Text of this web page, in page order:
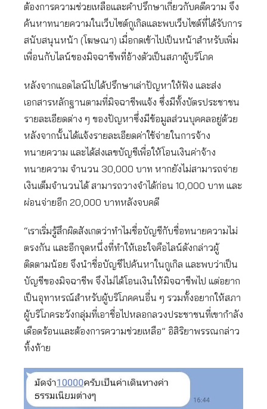
ต้องการความช่วยเหลือและคำปรึกษาเกี่ยวกับคดีความ จึง
ค้นหาทนายความในเว็บไซต์กูเกิลและพบเว็บไซต์ที่ได้รับการ
สนับสนุนหน้า (โฆษณา) เมื่อกดเข้าไปเป็นหน้าสำหรับเพิ่ม
เพื่อนกับไลน์ของมิจฉาชีพที่อ้างตัวเป็นสภาผู้บริโภค
หลังจากแอดไลน์ไปได้ปรึกษาเล่าปัญหาให้ฟัง และส่ง
เอกสารหลักฐานตามที่มิจฉาชีพแจ้ง ซึ่งมีทั้งบัตรประชาชน
รายละเอียดต่าง ๆ ของปัญหาซึ่งมีข้อมูลส่วนบุคคลอยู่ด้วย
หลังจากนั้นได้แจ้งรายละเอียดค่าใช้จ่ายในการจ้าง
ทนายความ และได้ส่งเลขบัญชีเพื่อให้โอนเงินค่าจ้าง
ทนายความ จำนวน 30,000 บาท หากยังไม่สามารถจ่าย
เงินเต็มจำนวนได้ สามารถวางจำได้ก่อน 10,000 บาท และ
ผ่อนจ่ายอีก 20,000 บาทหลังจบคดี
“เราเริ่มรู้สึกผิดสังเกตว่าทำไมชื่อบัญชีกับชื่อทนายความไม่
ตรงกัน และอีกจุดหนึ่งที่ทำให้เอะใจคือไลน์ดังกล่าวผู้
ติดตามน้อย จึงนำชื่อบัญชีไปค้นหาในกูเกิล และพบว่าเป็น
บัญชีของมิจฉาชีพ จึงไม่ได้โอนเงินให้มิจฉาชีพไป แต่อยาก
เป็นอุทาหรณ์สำหรับผู้บริโภคคนอื่น ๆ รวมทั้งอยากให้สภา
ผู้บริโภคระวังกลุ่มที่เอาชื่อไปหลอกลวงประชาชนที่เขากำลัง
เดือดร้อนและต้องการความช่วยเหลือ” อิสิริยาพรรณกล่าว
ทิ้งท้าย